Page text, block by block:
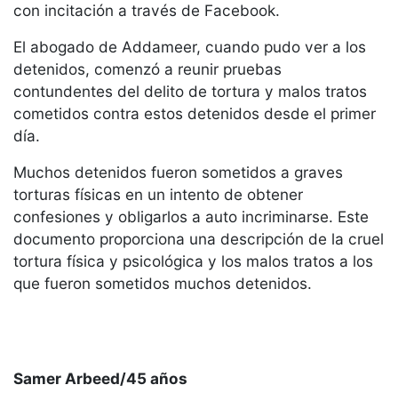
con incitación a través de Facebook.
El abogado de Addameer, cuando pudo ver a los
detenidos, comenzó a reunir pruebas
contundentes del delito de tortura y malos tratos
cometidos contra estos detenidos desde el primer
día.
Muchos detenidos fueron sometidos a graves
torturas físicas en un intento de obtener
confesiones y obligarlos a auto incriminarse. Este
documento proporciona una descripción de la cruel
tortura física y psicológica y los malos tratos a los
que fueron sometidos muchos detenidos.
Samer Arbeed/45 años